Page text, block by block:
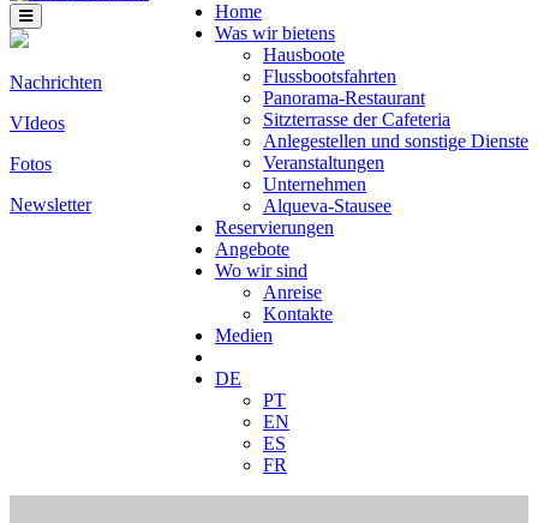
Home
Was wir bietens
Hausboote
Flussbootsfahrten
Panorama-Restaurant
Sitzterrasse der Cafeteria
Anlegestellen und sonstige Dienste
Veranstaltungen
Unternehmen
Alqueva-Stausee
Reservierungen
Angebote
Wo wir sind
Anreise
Kontakte
Medien
DE
PT
EN
ES
FR
Nachrichten
VIdeos
Fotos
Newsletter